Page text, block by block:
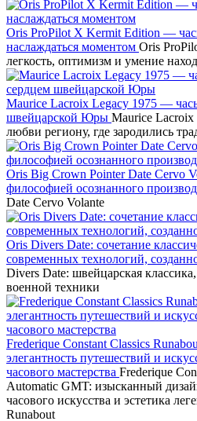
Oris ProPilot X Kermit Edition —
наслаждаться моментом Oris
легкость, оптимизм и умение
Maurice Lacroix Legacy 1975 —
швейцарской Юры Maurice Lacroix
любви региону, где зародились
Oris Big Crown Pointer Date Cervo
философией осознанного
Date Cervo Volante
Oris Divers Date: сочетание
современных технологий,
Divers Date: швейцарская
военной техники
Frederique Constant Classics
элегантность путешествий и
часового мастерства Frederique
Automatic GMT: изысканный
часового искусства и эстетика
Runabout